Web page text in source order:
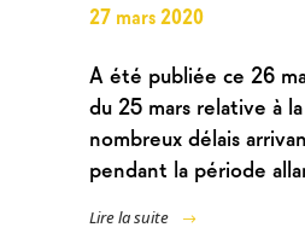
27 mars 2020
A été publiée ce 26
du 25 mars relative à
nombreux délais
pendant la période
Lire la suite